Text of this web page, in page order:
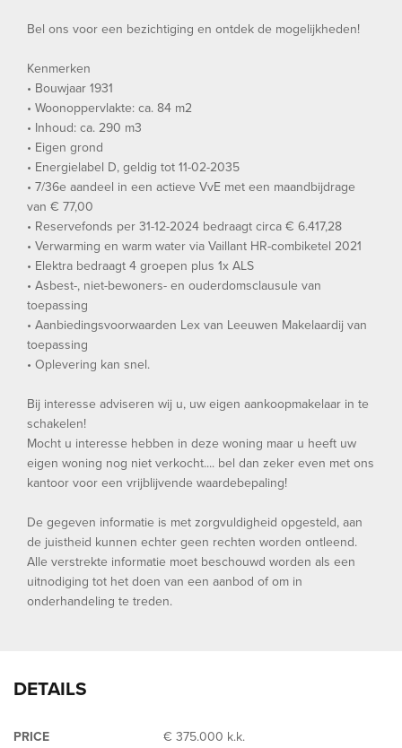
Bel ons voor een bezichtiging en ontdek de mogelijkheden!
Kenmerken
• Bouwjaar 1931
• Woonoppervlakte: ca. 84 m2
• Inhoud: ca. 290 m3
• Eigen grond
• Energielabel D, geldig tot 11-02-2035
• 7/36e aandeel in een actieve VvE met een maandbijdrage
van € 77,00
• Reservefonds per 31-12-2024 bedraagt circa € 6.417,28
• Verwarming en warm water via Vaillant HR-combiketel 2021
• Elektra bedraagt 4 groepen plus 1x ALS
• Asbest-, niet-bewoners- en ouderdomsclausule van
toepassing
• Aanbiedingsvoorwaarden Lex van Leeuwen Makelaardij van
toepassing
• Oplevering kan snel.
Bij interesse adviseren wij u, uw eigen aankoopmakelaar in te
schakelen!
Mocht u interesse hebben in deze woning maar u heeft uw
eigen woning nog niet verkocht.... bel dan zeker even met ons
kantoor voor een vrijblijvende waardebepaling!
De gegeven informatie is met zorgvuldigheid opgesteld, aan
de juistheid kunnen echter geen rechten worden ontleend.
Alle verstrekte informatie moet beschouwd worden als een
uitnodiging tot het doen van een aanbod of om in
onderhandeling te treden.
DETAILS
PRICE € 375.000 k.k.